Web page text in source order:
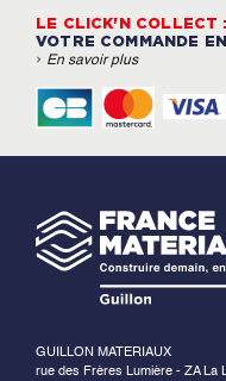
LE CLICK'N COLLECT :
VOTRE COMMANDE
› En savoir plus
GUILLON MATERIAUX
rue des Frères Lumière - ZA La